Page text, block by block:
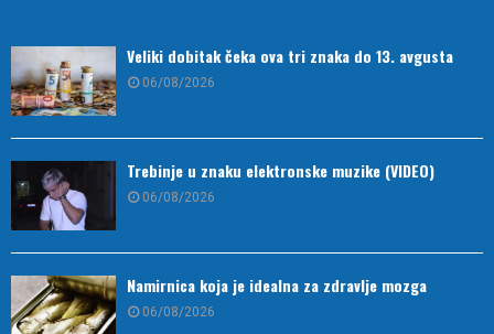
Veliki dobitak čeka ova tri znaka do 13. avgusta
06/08/2026
Trebinje u znaku elektronske muzike (VIDEO)
06/08/2026
Namirnica koja je idealna za zdravlje mozga
06/08/2026